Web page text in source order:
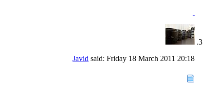
Javid said: Friday 18 March 2011 20:18